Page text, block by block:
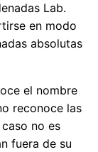
Lab.
en modo
absolutas
el nombre
reconoce las
no es
fuera de su